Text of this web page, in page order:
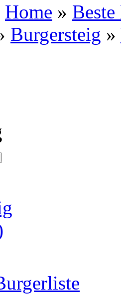
Home »
Burgersteig »